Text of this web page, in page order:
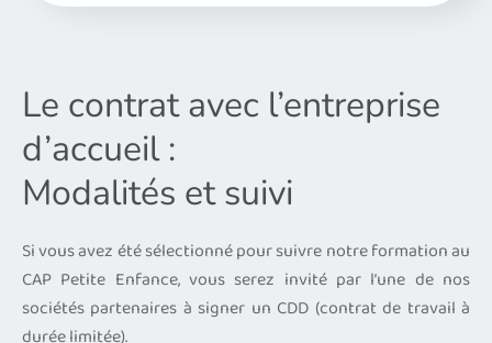
Le contrat avec l’entreprise
d’accueil :
Modalités et suivi
Si vous avez été sélectionné pour suivre notre formation au
CAP Petite Enfance, vous serez invité par l’une de nos
sociétés partenaires à signer un CDD (contrat de travail à
durée limitée).